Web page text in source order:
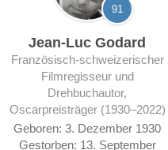
91
Jean-Luc Godard
französisch-schweizerischer
Filmregisseur und
Drehbuchautor,
Oscarpreisträger (1930–2022)
Geboren: 3. Dezember 1930
Gestorben: 13. September